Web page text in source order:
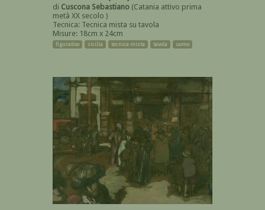
di Cuscona Sebastiano (Catania attivo prima
metà XX secolo )
Tecnica: Tecnica mista su tavola
Misure: 18cm x 24cm
figurativo sicilia tecnica mista tavola uomo